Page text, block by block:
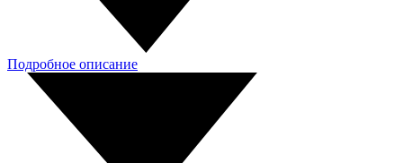
Подробное описание